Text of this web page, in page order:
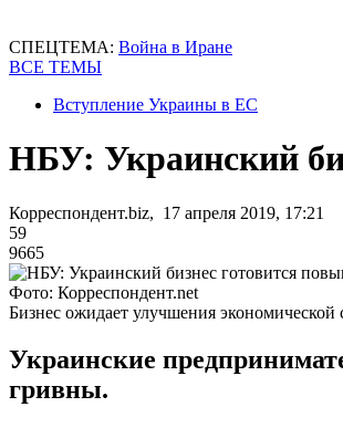
СПЕЦТЕМА: Война в Иране
ВСЕ ТЕМЫ
Вступление Украины в ЕС
НБУ: Украинский
Корреспондент.biz, 17 апреля 2019, 17:21
59
9665
Фото: Корреспондент.net
Бизнес ожидает улучшения экономической
Украинские
гривны.